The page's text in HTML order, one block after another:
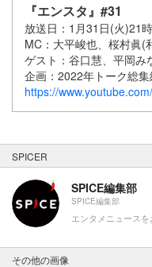
『エンスタ』#31
放送日：1月31日(火)21
MC：大平峻也、桜村眞(
ゲスト：谷口慧、平岡み
企画：2022年トーク総
https://
SPICER
SPICE編集部
SPICE編集部
エンタメニュースを
その他の画像